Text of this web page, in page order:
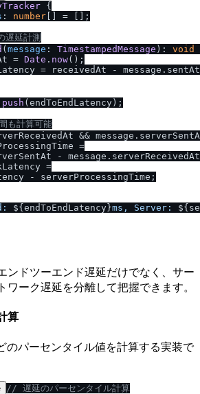
{
: number [] = [];
遅延計測
( message : TimestampedMessage ): void
= Date . now();
= receivedAt - message. sentAt
push (endToEndLatency);
も計算可能
&& message.
=
- message. serverReceivedAt
=
- serverProcessingTime;
${endToEndLatency}ms, Server:
ンドツーエンド遅延だけでなく、サー
ワーク遅延を分離して把握できます。
算
のパーセンタイル値を計算する実装で
/ / 遅延のパーセンタイル計算